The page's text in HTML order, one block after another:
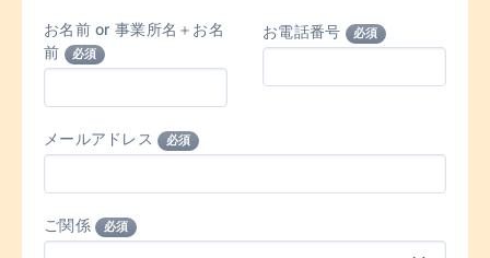
お名前 or 事業所名＋お名
前
必須
お電話番号 必須
メールアドレス 必須
ご関係 必須